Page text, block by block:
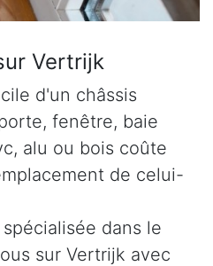
Vertrijk
d'un châssis
fenêtre, baie
alu ou bois coûte
de celui-
dans le
sur Vertrijk avec